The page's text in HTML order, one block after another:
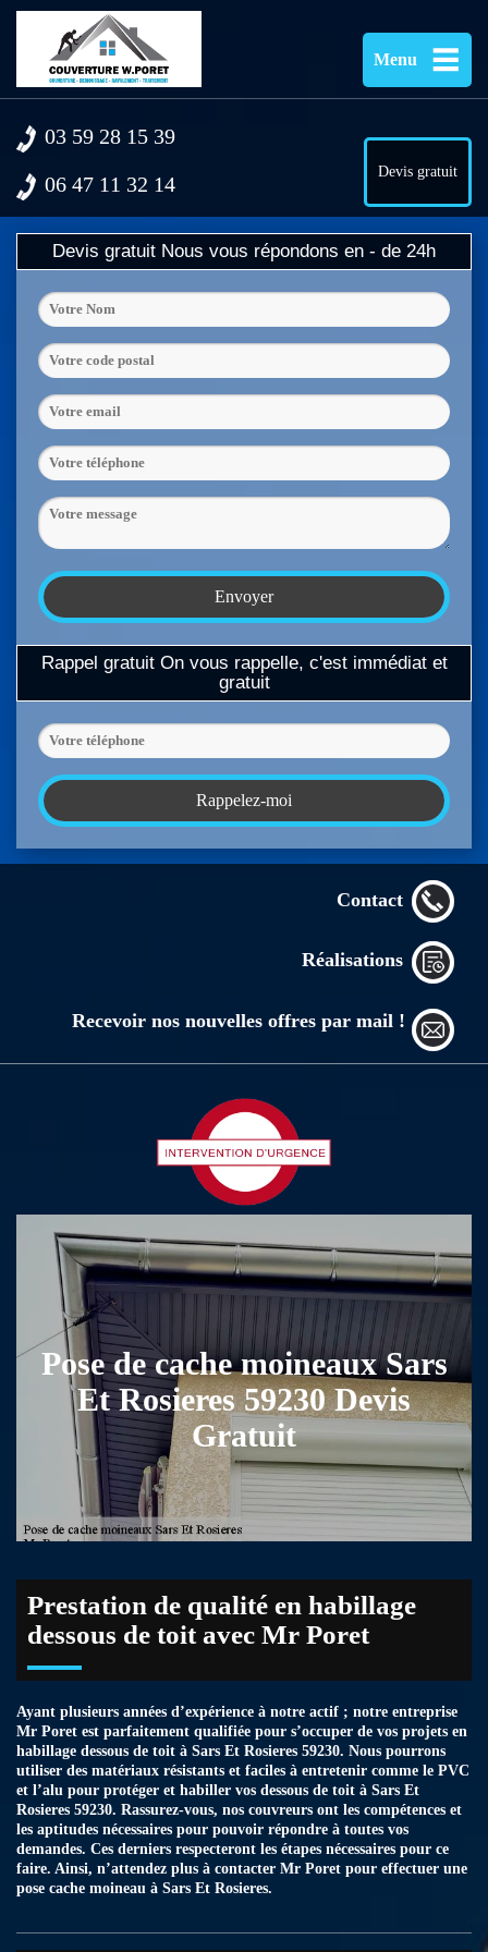
Menu
03 59 28 15 39
06 47 11 32 14
Devis gratuit
Devis gratuit Nous vous répondons en - de 24h
Rappel gratuit On vous rappelle, c'est immédiat et
gratuit
Contact
Réalisations
Recevoir nos nouvelles offres par mail !
Pose de cache moineaux Sars
Et Rosieres 59230 Devis
Gratuit
Prestation de qualité en habillage
dessous de toit avec Mr Poret
Ayant plusieurs années d’expérience à notre actif ; notre entreprise
Mr Poret est parfaitement qualifiée pour s’occuper de vos projets en
habillage dessous de toit à Sars Et Rosieres 59230. Nous pourrons
utiliser des matériaux résistants et faciles à entretenir comme le PVC
et l’alu pour protéger et habiller vos dessous de toit à Sars Et
Rosieres 59230. Rassurez-vous, nos couvreurs ont les compétences et
les aptitudes nécessaires pour pouvoir répondre à toutes vos
demandes. Ces derniers respecteront les étapes nécessaires pour ce
faire. Ainsi, n’attendez plus à contacter Mr Poret pour effectuer une
pose cache moineau à Sars Et Rosieres.